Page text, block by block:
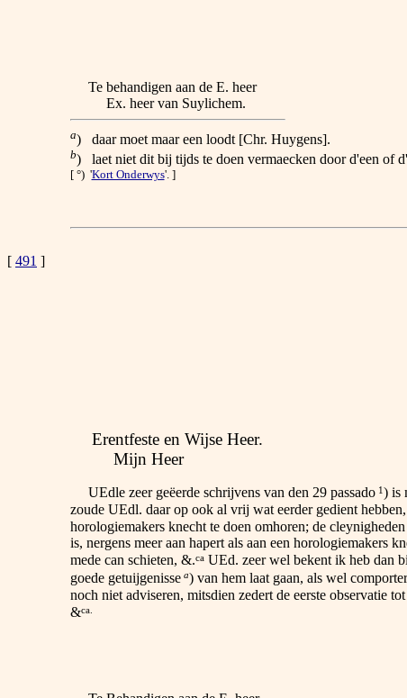
Te behandigen aan de E. heer
Ex. heer van Suylichem.
a) daar moet maar een loodt [Chr. Huygens].
b) laet niet dit bij tijds te doen vermaecken door d'een of
[ °) 'Kort Onderwys'. ]
[ 491 ]
Erentfeste en Wijse Heer.
Mijn Heer
UEdle zeer geëerde schrijvens van den 29 passado 1) is
zoude UEdl. daar op ook al vrij wat eerder gedient
horologiemakers knecht te doen omhoren; de cleynigheden
is, nergens meer aan hapert als aan een horologiemakers
mede can schieten, &.caUEd. zeer wel bekent ik heb dan
goede getuijgenisse a) van hem laat gaan, als wel
noch niet adviseren, mitsdien zedert de eerste observatie
&ca.